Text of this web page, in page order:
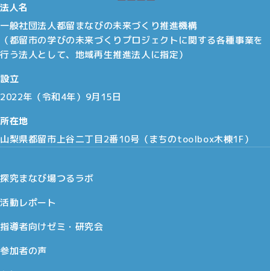
法人名
一般社団法人都留まなびの未来づくり推進機構
（都留市の学びの未来づくりプロジェクトに関する各種事業を
行う法人として、地域再生推進法人に指定）
設立
2022年（令和4年）9月15日
所在地
山梨県都留市上谷二丁目2番10号（まちのtoolbox木棟1F）
探究まなび場つるラボ
活動レポート
指導者向けゼミ・研究会
参加者の声